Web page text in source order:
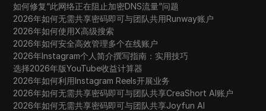
如何修复“此网络正在阻止加密DNS流量”问题
2026年如何无需共享密码即可与团队共用Runway账户
2026年如何使用X高级搜索
2026年如何安全高效管理多个在线账户
2026年Instagram个人简介撰写指南：实用技巧
选择2026年版YouTube收益计算器
2026年如何利用Instagram Reels开展业务
2026年如何无需共享密码即可与团队共享CreaShort AI账户
2026年如何无需共享密码即可与团队共享Joyfun AI